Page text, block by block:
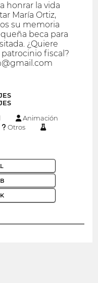
honrar la vida
María Ortiz,
su memoria
beca para
¿Quiere
fiscal?
Animación
Otros